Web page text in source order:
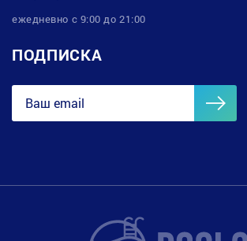
ежедневно с 9:00 до 21:00
ПОДПИСКА